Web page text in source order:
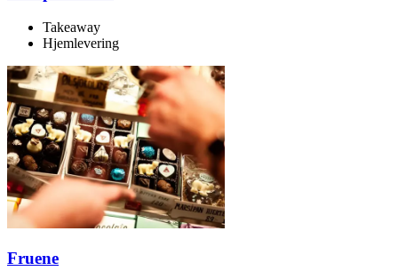
Takeaway
Hjemlevering
Fruene